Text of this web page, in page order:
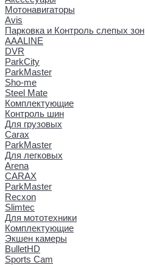
Мотонавигаторы
Avis
Парковка и Контроль слепых зон
AAALINE
DVR
ParkCity
ParkMaster
Sho-me
Steel Mate
Комплектующие
Контроль шин
Для грузовых
Carax
ParkMaster
Для легковых
Arena
CARAX
ParkMaster
Recxon
Slimtec
Для мототехники
Комплектующие
Экшен камеры
BulletHD
Sports Cam